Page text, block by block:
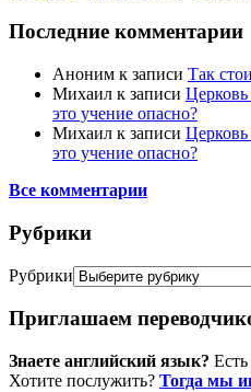
Последние комментарии
Аноним к записи Так
Михаил к записи
это учение опасно?
Михаил к записи
это учение опасно?
Все комментарии
Рубрики
Рубрики
Приглашаем
Знаете английский язык?
Хотите послужить? Тогда мы